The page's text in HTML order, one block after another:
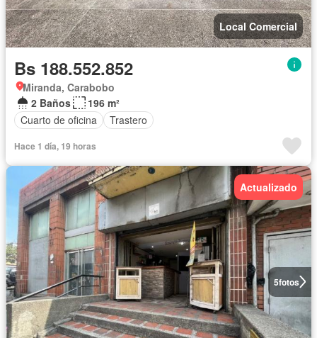
Local Comercial
Bs 188.552.852
Miranda, Carabobo
2 Baños
196 m²
Cuarto de oficina
Trastero
Hace 1 día, 19 horas
5fotos
Actualizado